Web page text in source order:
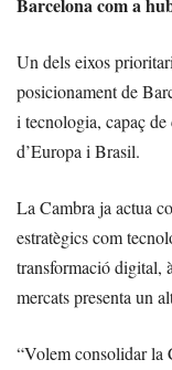
Barcelona com a
Un dels eixos
posicionament de
i tecnologia, capaç de
d’Europa i Brasil.
La Cambra ja actua
estratègics com
transformació digital,
mercats presenta un
“Volem consolidar la